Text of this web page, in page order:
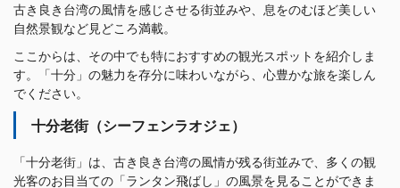
古き良き台湾の風情を感じさせる街並みや、息をのむほど美しい
自然景観など見どころ満載。
ここからは、その中でも特におすすめの観光スポットを紹介しま
す。「十分」の魅力を存分に味わいながら、心豊かな旅を楽しん
でください。
十分老街（シーフェンラオジェ）
「十分老街」は、古き良き台湾の風情が残る街並みで、多くの観
光客のお目当ての「ランタン飛ばし」の風景を見ることができま